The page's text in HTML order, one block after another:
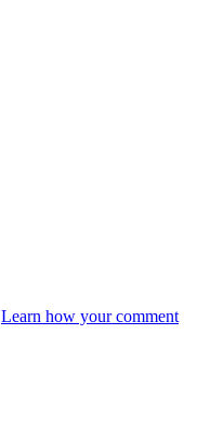
Learn how your comment